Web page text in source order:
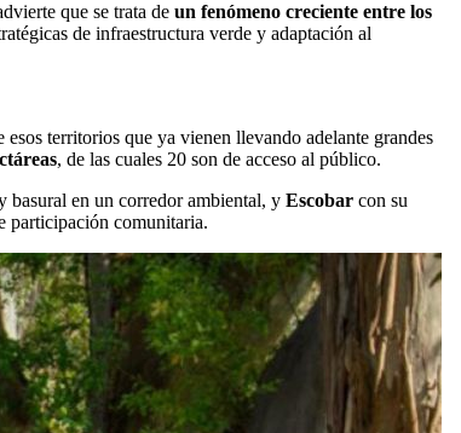
que se trata de un fenómeno creciente entre los
de infraestructura verde y adaptación al
territorios que ya vienen llevando adelante grandes
, de las cuales 20 son de acceso al público.
basural en un corredor ambiental, y Escobar con su
participación comunitaria.